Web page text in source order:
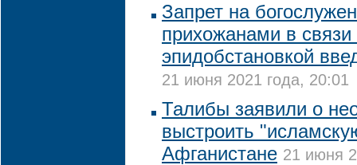
Запрет на
прихожанами в связи
эпидобстановкой
21 июня 2021 года, 20:01
Талибы заявили о
выстроить
Афганистане 21 июня